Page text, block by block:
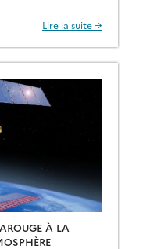
Lire la suite →
À LA